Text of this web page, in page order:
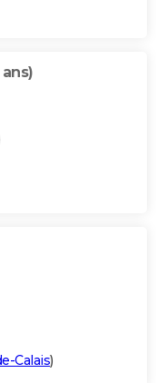
Calais)